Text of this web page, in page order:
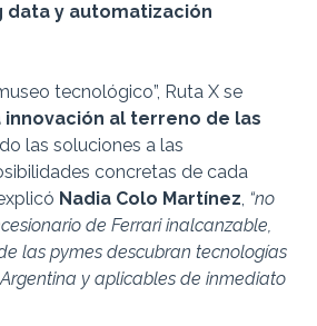
data y automatización
tecnológico”, Ruta X se
innovación al terreno de las
las soluciones a las
concretas de cada
Nadia Colo Martínez, “no
de Ferrari inalcanzable,
las pymes descubran tecnologías
y aplicables de inmediato